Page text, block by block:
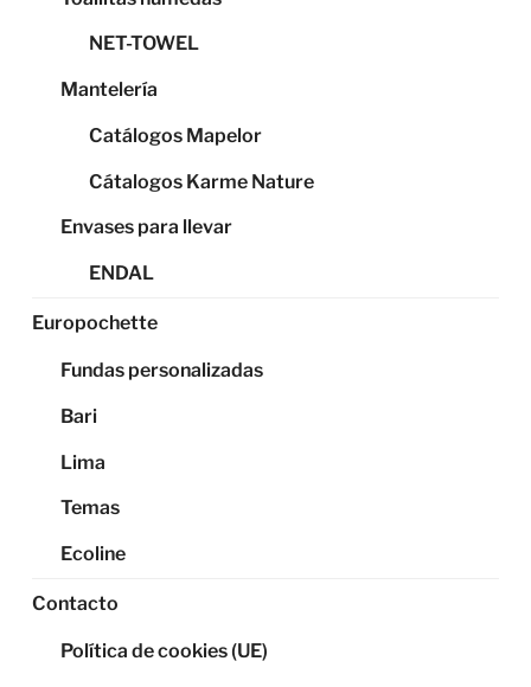
NET-TOWEL
Mantelería
Catálogos Mapelor
Cátalogos Karme Nature
Envases para llevar
ENDAL
Europochette
Fundas personalizadas
Bari
Lima
Temas
Ecoline
Contacto
Política de cookies (UE)